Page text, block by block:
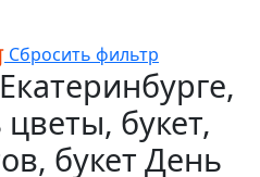
Сбросить фильтр
букет,
букет День